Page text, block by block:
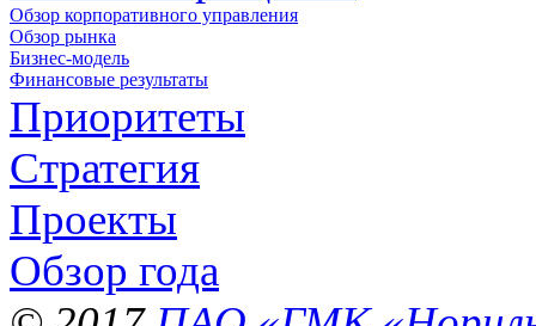
Обзор корпоративного управления
Обзор рынка
Бизнес-модель
Финансовые результаты
Приоритеты
Стратегия
Проекты
Обзор года